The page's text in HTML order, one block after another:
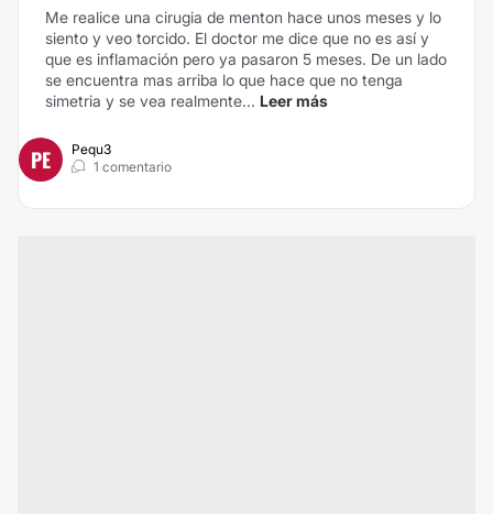
Me realice una cirugia de menton hace unos meses y lo
siento y veo torcido. El doctor me dice que no es así y
que es inflamación pero ya pasaron 5 meses. De un lado
se encuentra mas arriba lo que hace que no tenga
simetria y se vea realmente... Leer más
PE
Pequ3
1 comentario